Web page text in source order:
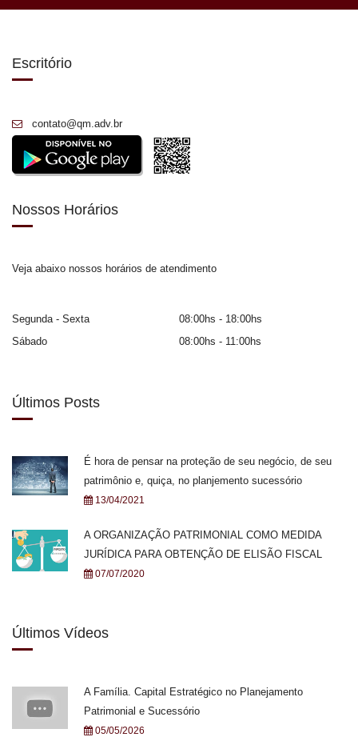
Escritório
contato@qm.adv.br
Nossos Horários
Veja abaixo nossos horários de atendimento
Segunda - Sexta
08:00hs - 18:00hs
Sábado
08:00hs - 11:00hs
Últimos Posts
É hora de pensar na proteção de seu negócio, de seu
patrimônio e, quiça, no planjemento sucessório
13/04/2021
A ORGANIZAÇÃO PATRIMONIAL COMO MEDIDA
JURÍDICA PARA OBTENÇÃO DE ELISÃO FISCAL
07/07/2020
Últimos Vídeos
A Família. Capital Estratégico no Planejamento
Patrimonial e Sucessório
05/05/2026